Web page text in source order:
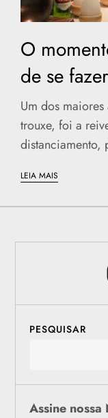
O
de se
Um dos
trouxe, foi a
distanciamento,
LEIA MAIS
PESQUISAR
Assine nossa